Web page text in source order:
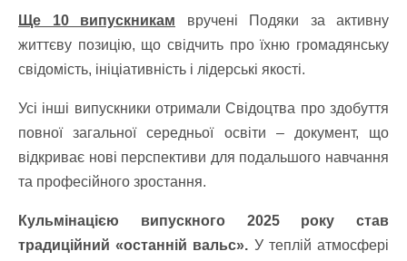
Ще 10 випускникам вручені Подяки за активну
життєву позицію, що свідчить про їхню громадянську
свідомість, ініціативність і лідерські якості.
Усі інші випускники отримали Свідоцтва про здобуття
повної загальної середньої освіти – документ, що
відкриває нові перспективи для подальшого навчання
та професійного зростання.
Кульмінацією випускного 2025 року став
традиційний «останній вальс». У теплій атмосфері